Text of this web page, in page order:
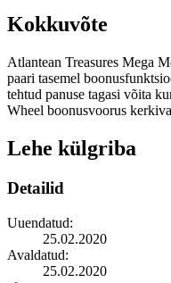
Kokkuvõte
Atlantean Treasures Mega
paari tasemel
tehtud panuse tagasi võita
Wheel boonusvoorus
Lehe külgriba
Detailid
Uuendatud:
25.02.2020
Avaldatud:
25.02.2020